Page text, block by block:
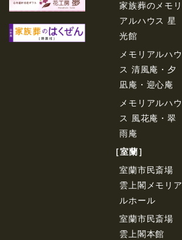
家族葬のメモリ
アルハウス 星
光館
メモリアルハウ
ス 清風庵・夕
凪庵・迎心庵
メモリアルハウ
ス 風花庵・翠
雨庵
［室蘭］
室蘭市民斎場
雲上閣メモリア
ルホール
室蘭市民斎場
雲上閣本館